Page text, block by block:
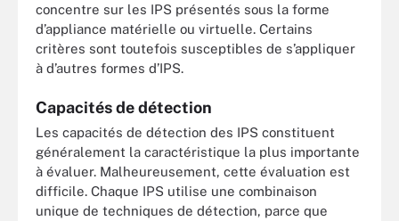
concentre sur les IPS présentés sous la forme
d’appliance matérielle ou virtuelle. Certains
critères sont toutefois susceptibles de s’appliquer
à d’autres formes d’IPS.
Capacités de détection
Les capacités de détection des IPS constituent
généralement la caractéristique la plus importante
à évaluer. Malheureusement, cette évaluation est
difficile. Chaque IPS utilise une combinaison
unique de techniques de détection, parce que